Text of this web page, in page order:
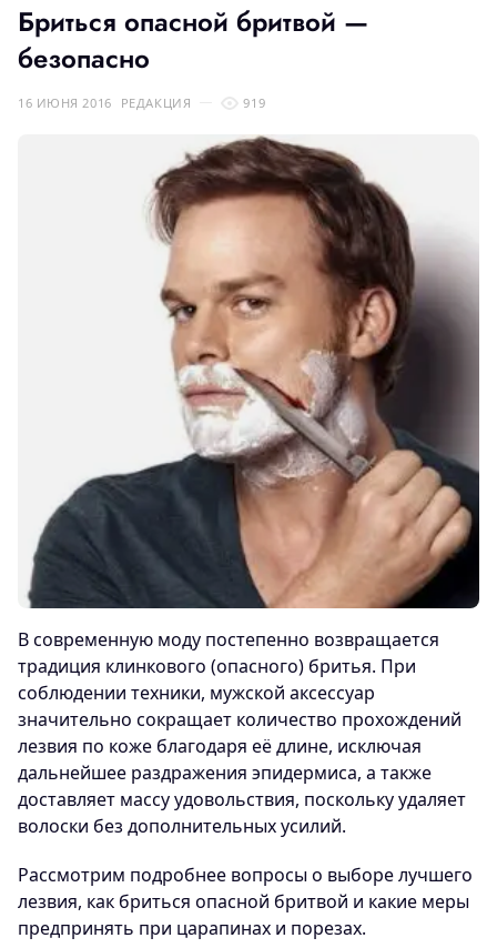
Бриться опасной бритвой —
безопасно
16 ИЮНЯ 2016 РЕДАКЦИЯ 919
В современную моду постепенно возвращается
традиция клинкового (опасного) бритья. При
соблюдении техники, мужской аксессуар
значительно сокращает количество прохождений
лезвия по коже благодаря её длине, исключая
дальнейшее раздражения эпидермиса, а также
доставляет массу удовольствия, поскольку удаляет
волоски без дополнительных усилий.
Рассмотрим подробнее вопросы о выборе лучшего
лезвия, как бриться опасной бритвой и какие меры
предпринять при царапинах и порезах.